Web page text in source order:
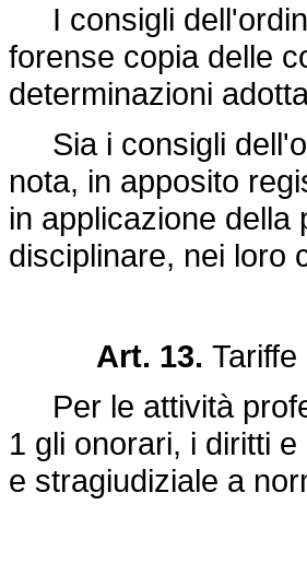
I consigli
forense copia delle
determinazioni
Sia i consigli
nota, in apposito
in applicazione della
disciplinare, nei loro
Art. 13. Tariffe
Per le attività
1 gli onorari, i diritti
e stragiudiziale a